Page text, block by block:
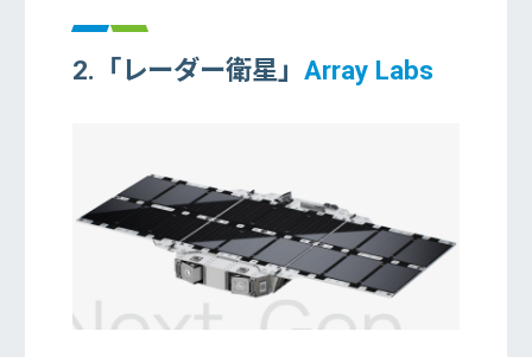
2.「レーダー衛星」 Array Labs